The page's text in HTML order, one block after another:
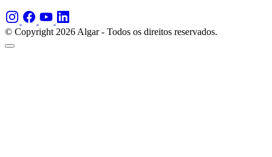
© Copyright 2026 Algar - Todos os direitos reservados.